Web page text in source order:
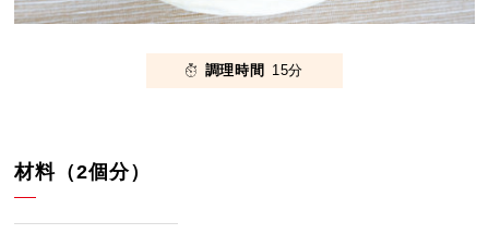
調理時間 15分
材料（2個分）